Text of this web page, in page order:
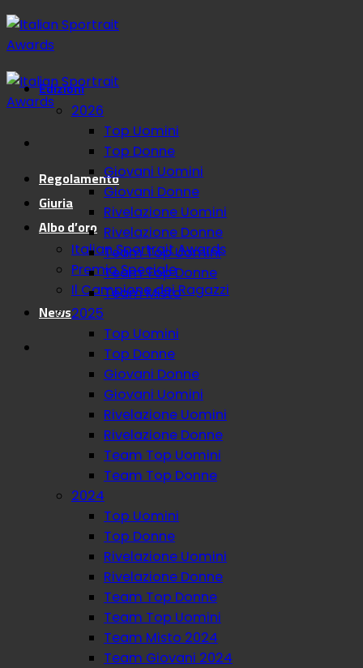
Salta
ai
contenuti
Regolamento
Giuria
Albo d’oro
Italian Sportrait Awards
Premio Speciale
Il Campione dei Ragazzi
News
Edizioni
2026
Top Uomini
Top Donne
Giovani Uomini
Giovani Donne
Rivelazione Uomini
Rivelazione Donne
Team Top Uomini
Team Top Donne
Team Misto
2025
Top Uomini
Top Donne
Giovani Donne
Giovani Uomini
Rivelazione Uomini
Rivelazione Donne
Team Top Uomini
Team Top Donne
2024
Top Uomini
Top Donne
Rivelazione Uomini
Rivelazione Donne
Team Top Donne
Team Top Uomini
Team Misto 2024
Team Giovani 2024